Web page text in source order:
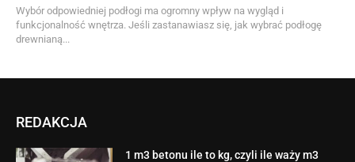
Wybór odpowiedniej podłogi ma ogromny wpływ na wygląd i
funkcjonalność wnętrza. Jeśli zastanawiasz się, jak wybrać podłogę
drewnianą...
REDAKCJA
1 m3 betonu ile to kg, czyli ile waży m3